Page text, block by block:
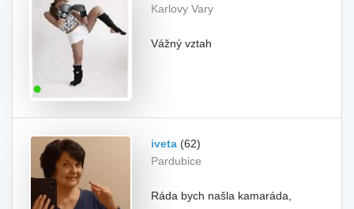
Karlovy Vary
Vážný vztah
iveta (62)
Pardubice
Ráda bych našla kamaráda,